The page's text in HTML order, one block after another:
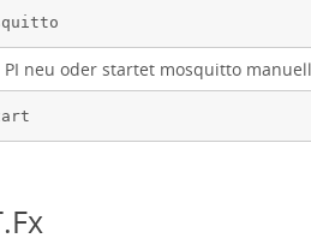
neu oder startet mosquitto